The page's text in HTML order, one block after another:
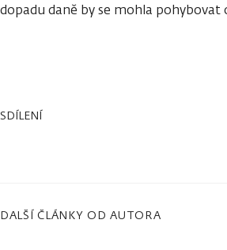
dopadu daně by se mohla pohybovat
SDÍLENÍ
DALŠÍ ČLÁNKY OD AUTORA